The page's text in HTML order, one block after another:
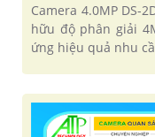
Camera 4.0MP DS-
hữu độ phân giải
ứng hiệu quả nhu